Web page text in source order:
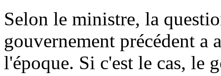
Selon le ministre, la
gouvernement précédent a
l'époque. Si c'est le cas, le